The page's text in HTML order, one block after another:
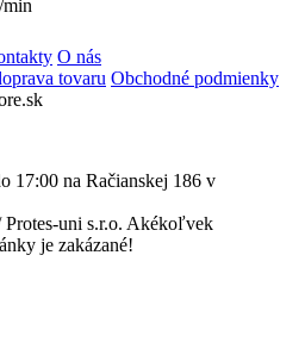
min
O nás
tovaru Obchodné podmienky
17:00 na Račianskej 186 v
uni s.r.o. Akékoľvek
je zakázané!